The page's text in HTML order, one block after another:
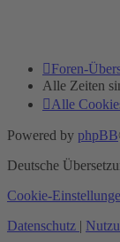
Foren-
Alle Zeiten
Alle
Powered by phpBB
Deutsche
Cookie-
Datenschutz |